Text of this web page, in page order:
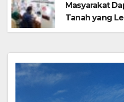
Masyarakat
Tanah yang
Layanan